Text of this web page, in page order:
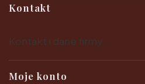
Kontakt
Moje konto